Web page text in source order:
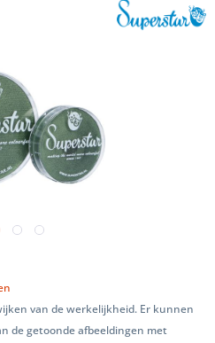
van de werkelijkheid. Er kunnen
de getoonde afbeeldingen met